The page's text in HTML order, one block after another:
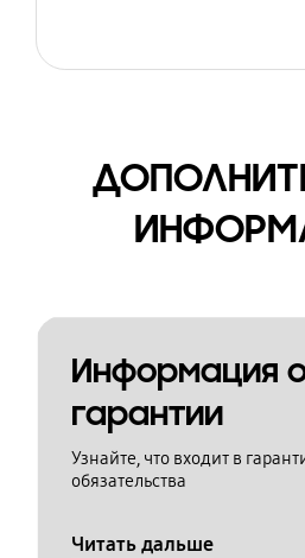
Информация
гарантии
Узнайте, что входит в
обязательства
Читать дальше